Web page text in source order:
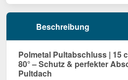
Beschreibung
Polmetal Pultabschluss | 15
80° – Schutz & perfekter
Pultdach